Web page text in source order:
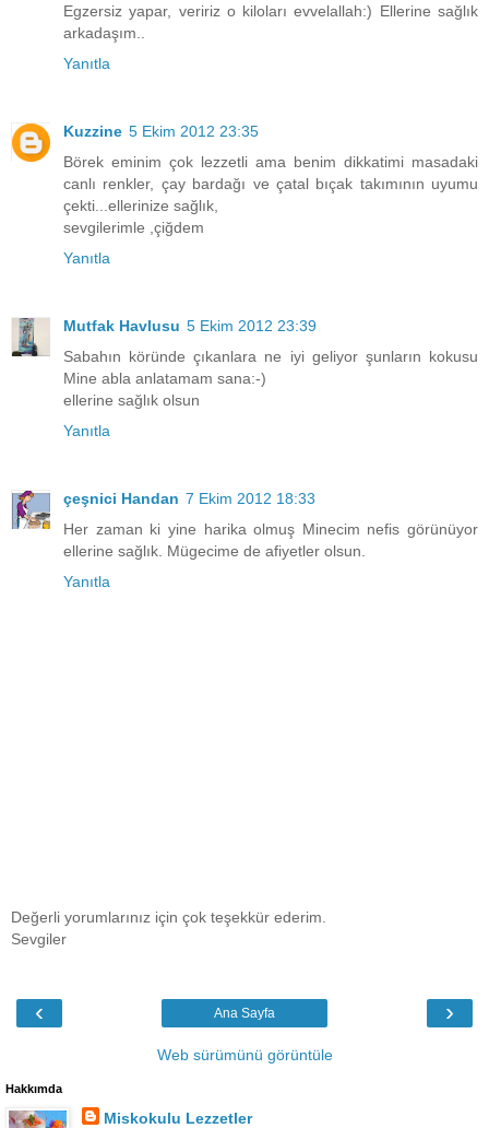
Egzersiz yapar, veririz o kiloları evvelallah:) Ellerine sağlık
arkadaşım..
Yanıtla
Kuzzine 5 Ekim 2012 23:35
Börek eminim çok lezzetli ama benim dikkatimi masadaki
canlı renkler, çay bardağı ve çatal bıçak takımının uyumu
çekti...ellerinize sağlık,
sevgilerimle ,çiğdem
Yanıtla
Mutfak Havlusu 5 Ekim 2012 23:39
Sabahın köründe çıkanlara ne iyi geliyor şunların kokusu
Mine abla anlatamam sana:-)
ellerine sağlık olsun
Yanıtla
çeşnici Handan 7 Ekim 2012 18:33
Her zaman ki yine harika olmuş Minecim nefis görünüyor
ellerine sağlık. Mügecime de afiyetler olsun.
Yanıtla
Değerli yorumlarınız için çok teşekkür ederim.
Sevgiler
‹ ›
Ana Sayfa
Web sürümünü görüntüle
Hakkımda
Miskokulu Lezzetler